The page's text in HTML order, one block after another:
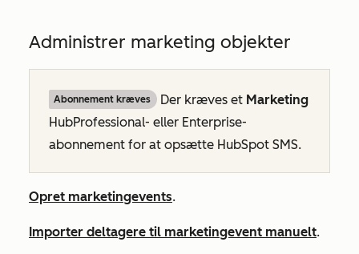
Administrer marketing objekter
Abonnement kræves Der kræves et Marketing
HubProfessional- eller Enterprise-
abonnement for at opsætte HubSpot SMS.
Opret marketingevents.
Importer deltagere til marketingevent manuelt.